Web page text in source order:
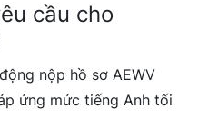
cầu cho
nộp hồ sơ AEWV
ứng mức tiếng Anh tối